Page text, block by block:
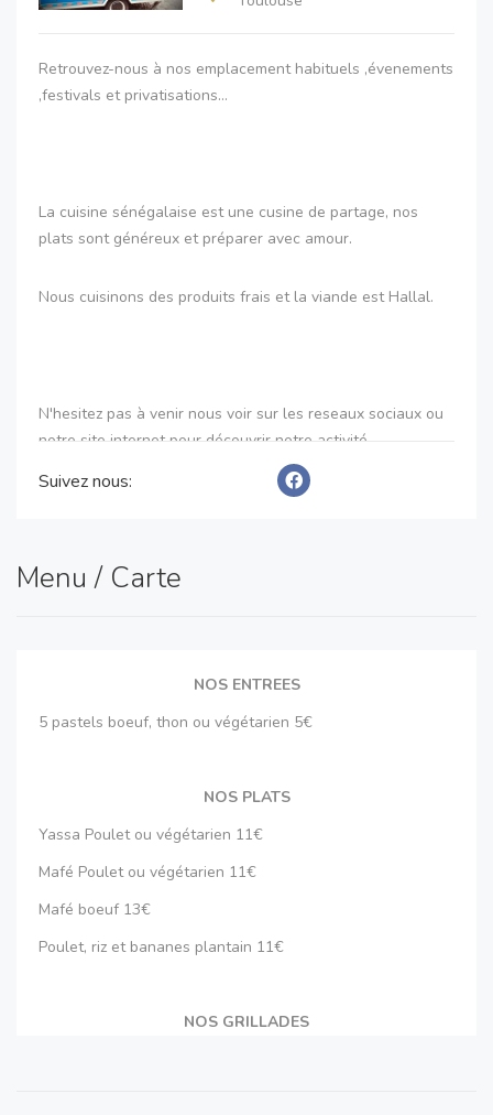
Retrouvez-nous à nos emplacement habituels ,évenements
,festivals et privatisations...
La cuisine sénégalaise est une cusine de partage, nos
plats sont généreux et préparer avec amour.
Nous cuisinons des produits frais et la viande est Hallal.
N'hesitez pas à venir nous voir sur les reseaux sociaux ou
notre site internet pour découvrir notre activité.
Suivez nous:
Menu / Carte
NOS ENTREES
5 pastels boeuf, thon ou végétarien 5€
NOS PLATS
Yassa Poulet ou végétarien 11€
Mafé Poulet ou végétarien 11€
Mafé boeuf 13€
Poulet, riz et bananes plantain 11€
NOS GRILLADES